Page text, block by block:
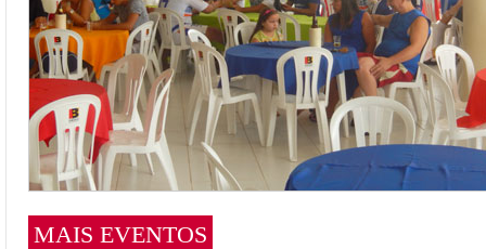
MAIS EVENTOS